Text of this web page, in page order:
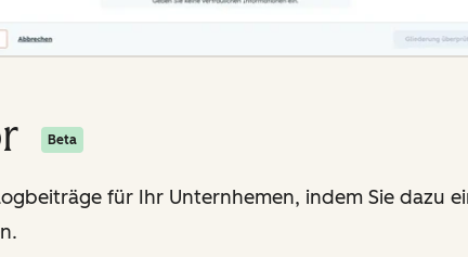
Beta
für Ihr Unternhemen, indem Sie dazu